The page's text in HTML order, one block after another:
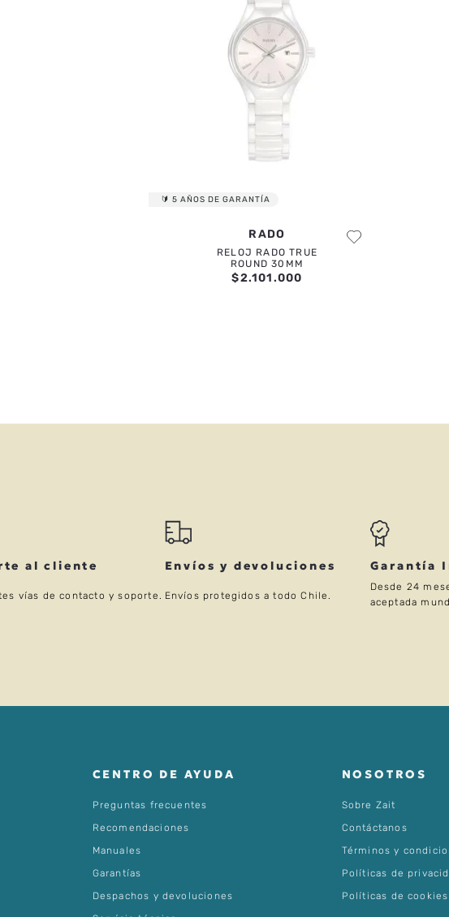
ENVIAR COMENTARIO
🔰 5 AÑOS DE GARANTÍA
RADO
RELOJ RADO TRUE
ROUND 30MM
$2.101.000
al cliente
vías de contacto y soporte.
Envíos y devoluciones
Envíos protegidos a todo Chile.
Garantía
Desde 24
aceptada
CENTRO DE AYUDA
Preguntas frecuentes
Recomendaciones
Manuales
Garantías
Despachos y devoluciones
NOSOTROS
Sobre Zait
Contáctanos
Términos y
Políticas de
Políticas de cookies